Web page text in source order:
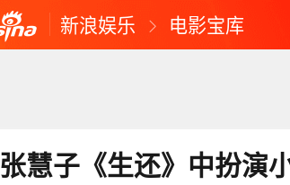
新浪娱乐 电影宝库
张慧子《生还》中扮演